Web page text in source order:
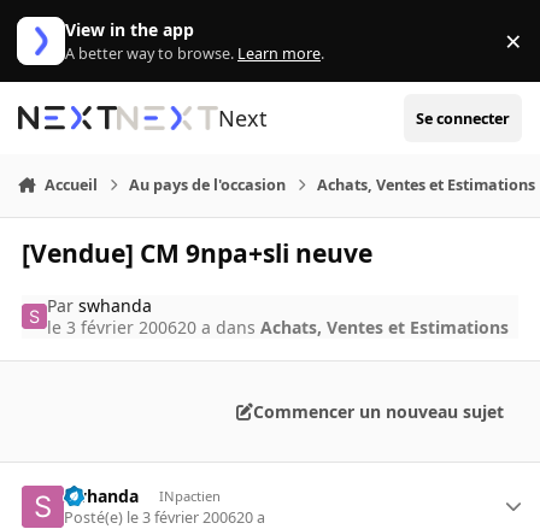
Aller au contenu
View in the app
A better way to browse. Learn more. ×
Next Se connecter
Accueil Au pays de l'occasion Achats, Ventes et Estimations
[Vendue] CM 9npa+sli neuve
Parswhanda
le 3 février 200620 a dansAchats, Ventes et Estimations
Commencer un nouveau sujet
swhanda INpactien
Posté(e) le 3 février 200620 a